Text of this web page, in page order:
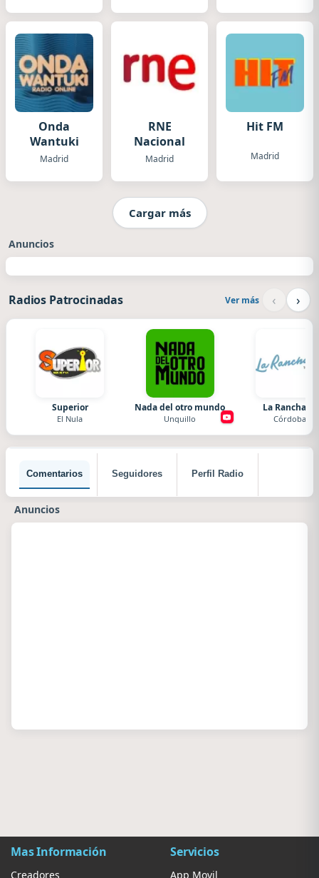
Onda
Wantuki
Madrid
RNE
Nacional
Madrid
Hit FM
Madrid
Cargar más
Anuncios
Radios Patrocinadas Ver más ‹ ›
Superior
El Nula
Nada del otro mundo
Unquillo
La Ranchada
Córdoba
Comentarios Seguidores Perfil Radio
Anuncios
Mas Información
Creadores
Servicios
App Movil